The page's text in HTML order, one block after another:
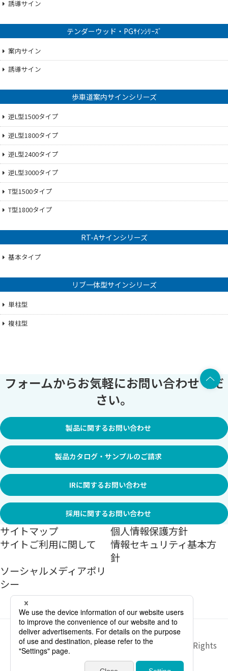
誘導サイン
テンダーウッド・PGｻｲﾝｼﾘｰｽﾞ
案内サイン
誘導サイン
歩車道案内サインシリーズ
逆L型1500タイプ
逆L型1800タイプ
逆L型2400タイプ
逆L型3000タイプ
T型1500タイプ
T型1800タイプ
RT-Aサインシリーズ
基本タイプ
リブ一体型サインシリーズ
単柱型
複柱型
フォームからお気軽にお問い合わせくだ
さい。
製品に関するお問い合わせ
製品カタログ・サンプルのご請求
IRに関するお問い合わせ
採用に関するお問い合わせ
サイトマップ
個人情報保護方針
サイトご利用に関して
情報セキュリティ基本方
針
ソーシャルメディアポリ
シー
Copyright ©2026Sekisui Jushi Corporation All Rights
Reserved.